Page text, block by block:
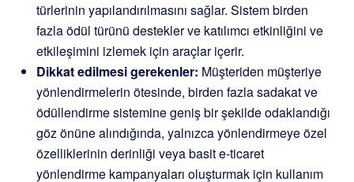
türlerinin yapılandırılmasını sağlar. Sistem birden
fazla ödül türünü destekler ve katılımcı etkinliğini ve
etkileşimini izlemek için araçlar içerir.
Dikkat edilmesi gerekenler: Müşteriden müşteriye
yönlendirmelerin ötesinde, birden fazla sadakat ve
ödüllendirme sistemine geniş bir şekilde odaklandığı
göz önüne alındığında, yalnızca yönlendirmeye özel
özelliklerinin derinliği veya basit e-ticaret
yönlendirme kampanyaları oluşturmak için kullanım